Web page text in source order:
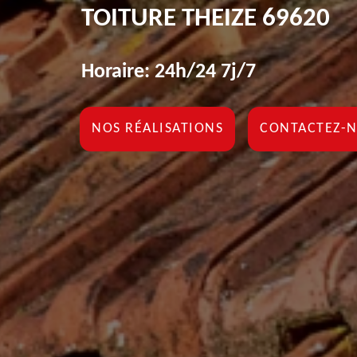
TOITURE THEIZE 69620
Horaire: 24h/24 7j/7
NOS RÉALISATIONS CONTACTEZ-